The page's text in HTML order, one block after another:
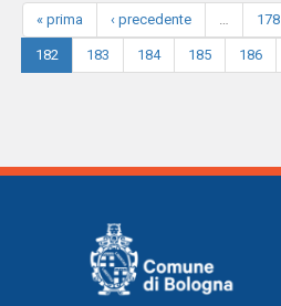
« prima ‹ precedente … 178
182 183 184 185 186